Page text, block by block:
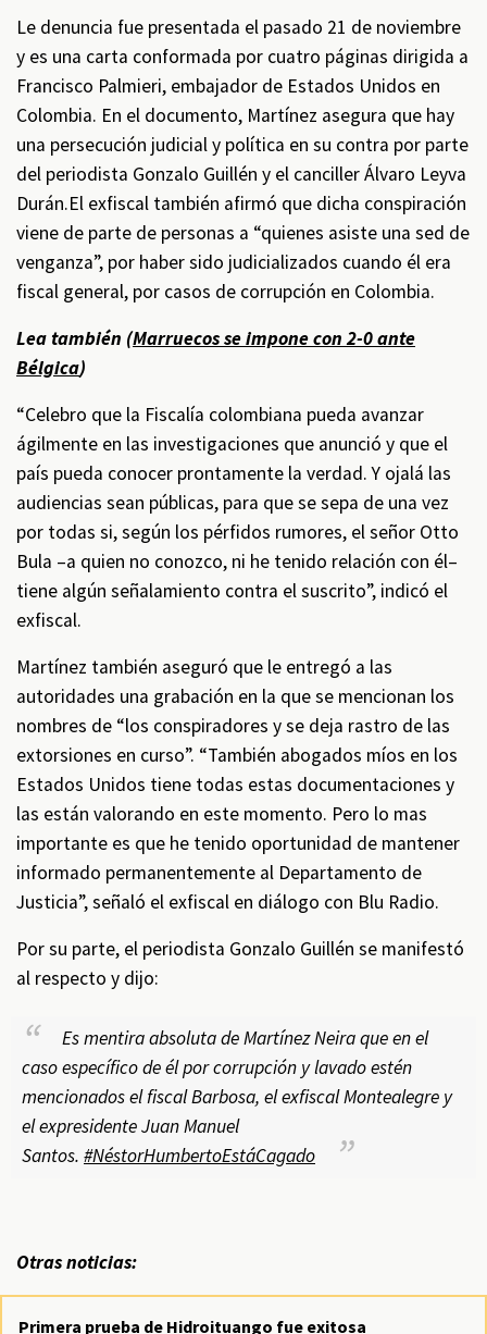
Le denuncia fue presentada el pasado 21 de noviembre
y es una carta conformada por cuatro páginas dirigida a
Francisco Palmieri, embajador de Estados Unidos en
Colombia. En el documento, Martínez asegura que hay
una persecución judicial y política en su contra por parte
del periodista Gonzalo Guillén y el canciller Álvaro Leyva
Durán.El exfiscal también afirmó que dicha conspiración
viene de parte de personas a “quienes asiste una sed de
venganza”, por haber sido judicializados cuando él era
fiscal general, por casos de corrupción en Colombia.
Lea también (Marruecos se impone con 2-0 ante
Bélgica)
“Celebro que la Fiscalía colombiana pueda avanzar
ágilmente en las investigaciones que anunció y que el
país pueda conocer prontamente la verdad. Y ojalá las
audiencias sean públicas, para que se sepa de una vez
por todas si, según los pérfidos rumores, el señor Otto
Bula –a quien no conozco, ni he tenido relación con él–
tiene algún señalamiento contra el suscrito”, indicó el
exfiscal.
Martínez también aseguró que le entregó a las
autoridades una grabación en la que se mencionan los
nombres de “los conspiradores y se deja rastro de las
extorsiones en curso”. “También abogados míos en los
Estados Unidos tiene todas estas documentaciones y
las están valorando en este momento. Pero lo mas
importante es que he tenido oportunidad de mantener
informado permanentemente al Departamento de
Justicia”, señaló el exfiscal en diálogo con Blu Radio.
Por su parte, el periodista Gonzalo Guillén se manifestó
al respecto y dijo:
Es mentira absoluta de Martínez Neira que en el
caso específico de él por corrupción y lavado estén
mencionados el fiscal Barbosa, el exfiscal Montealegre y
el expresidente Juan Manuel
Santos. #NéstorHumbertoEstáCagado
Otras noticias:
Primera prueba de Hidroituango fue exitosa